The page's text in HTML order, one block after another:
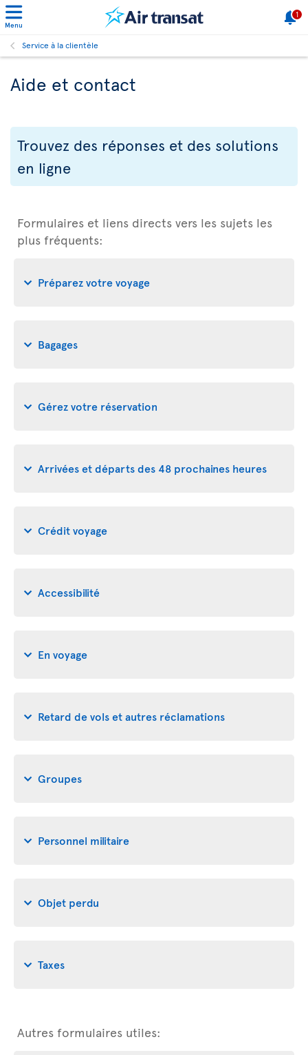
Menu
1
Service à la clientèle
Aide et contact
Trouvez des réponses et des solutions
en ligne
Formulaires et liens directs vers les sujets les
plus fréquents:
Préparez votre voyage
Bagages
Gérez votre réservation
Arrivées et départs des 48 prochaines heures
Crédit voyage
Accessibilité
En voyage
Retard de vols et autres réclamations
Groupes
Personnel militaire
Objet perdu
Taxes
Autres formulaires utiles: